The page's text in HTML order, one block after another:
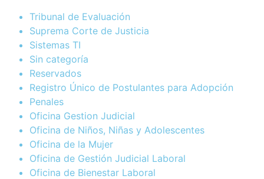
Tribunal de Evaluación
Suprema Corte de Justicia
Sistemas TI
Sin categoría
Reservados
Registro Único de Postulantes para Adopción
Penales
Oficina Gestion Judicial
Oficina de Niños, Niñas y Adolescentes
Oficina de la Mujer
Oficina de Gestión Judicial Laboral
Oficina de Bienestar Laboral